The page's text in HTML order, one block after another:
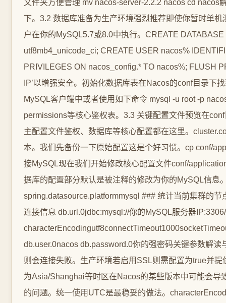
文件夹方便管理 mv nacos-server-2.2.2 nacos cd
下。3.2 数据库准备为生产环境强烈推荐即使你暂时单
户在你的MySQL5.7或8.0中执行。CREATE
utf8mb4_unicode_ci; CREATE USER nacos%
PRIVILEGES ON nacos_config.* TO nacos%; FLUSH
IP’以增强安全。初始化数据库表在Nacos的conf目录
MySQL客户端中或者使用如下命令 mysql -u root -p
permissions等核心鉴权表。3.3 关键配置文件预览在
主配置文件鉴权、数据库等核心配置都在这里。
本。我们先备份一下原始配置这是个好习惯。cp conf/
接MySQL现在我们开始修改核心配置文件conf/
据库的配置部分默认是被注释的修改为你的MySQL信息
spring.datasource.platformmysql ### 统计当前集群的
连接信息 db.url.0jdbc:mysql://你的MySQL服务器
db.user.0nacos db.password.0你的强密码关键参数解
则会连接失败。生产环境若启用SSL则需配置为true并
为Asia/Shanghai等时区在Nacos的某些版本中可能会导
的问题。统一使用UTC是最稳妥的做法。